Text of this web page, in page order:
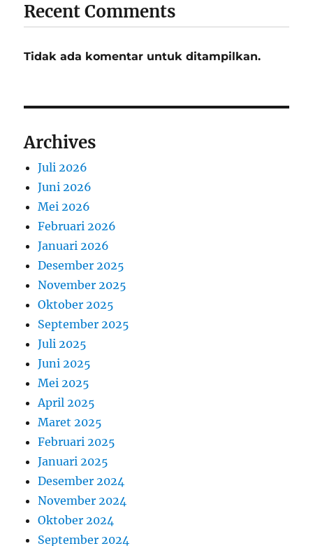
Recent Comments
Tidak ada komentar untuk ditampilkan.
Archives
Juli 2026
Juni 2026
Mei 2026
Februari 2026
Januari 2026
Desember 2025
November 2025
Oktober 2025
September 2025
Juli 2025
Juni 2025
Mei 2025
April 2025
Maret 2025
Februari 2025
Januari 2025
Desember 2024
November 2024
Oktober 2024
September 2024